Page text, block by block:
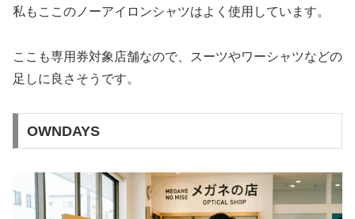
私もここのノーアイロンシャツはよく使用しています。
ここも専用券対象店舗なので、スーツやワーシャツなどの
足しに良さそうです。
OWNDAYS